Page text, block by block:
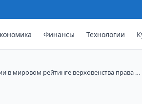
Финансы Технологии
в мировом рейтинге верховенства права …